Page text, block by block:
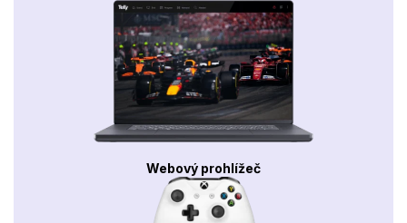
Webový prohlížeč